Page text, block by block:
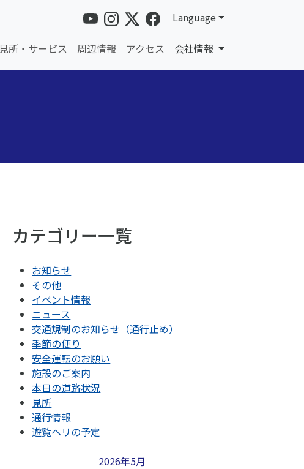
Language
見所・サービス 周辺情報 アクセス 会社情報
カテゴリー一覧
お知らせ
その他
イベント情報
ニュース
交通規制のお知らせ（通行止め）
季節の便り
安全運転のお願い
施設のご案内
本日の道路状況
見所
通行情報
遊覧ヘリの予定
2026年5月